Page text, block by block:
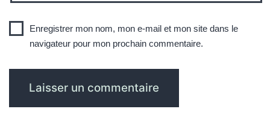
Enregistrer mon nom, mon e-mail et mon site dans le
navigateur pour mon prochain commentaire.